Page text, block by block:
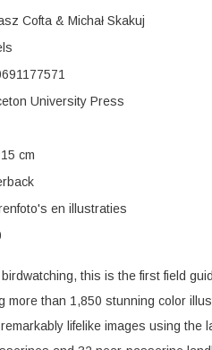
Cofta & Michał Skakuj
University Press
cm
en illustraties
this is the first field
more than 1,850 stunning color
lifelike images using the